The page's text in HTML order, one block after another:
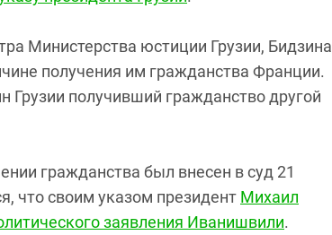
Министерства юстиции Грузии, Бидзина
получения им гражданства Франции.
Грузии получивший гражданство другой
гражданства был внесен в суд 21
что своим указом президент Михаил
заявления Иванишвили.